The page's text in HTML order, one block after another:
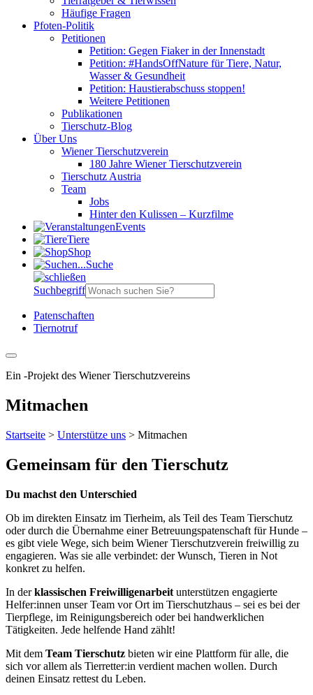
Häufige Fragen
Pfoten-Politik
Petitionen
Petition: Gegen Fiaker in der Innenstadt
Petition: #HandsOffNature für Tiere, Natur,
Wasser & Gesundheit
Petition: Haustierabschuss stoppen!
Weitere Petitionen
Publikationen
Tierschutz-Blog
Über Uns
Wiener Tierschutzverein
180 Jahre Wiener Tierschutzverein
Tierschutz Austria
Team
Jobs
Hinter den Kulissen – Kurzfilme
Events
Tiere
Shop
Suche
Suchbegriff
Patenschaften
Tiernotruf
Ein -Projekt des Wiener Tierschutzvereins
Mitmachen
Startseite > Unterstütze uns > Mitmachen
Gemeinsam für den Tierschutz
Du machst den Unterschied
Ob im direkten Einsatz im Tierheim, als Teil des Team Tierschutz
oder durch die Übernahme einer Betreuungspatenschaft für Hunde –
es gibt viele Wege, sich beim Wiener Tierschutzverein freiwillig zu
engagieren. Was sie alle verbindet: der Wunsch, Tieren in Not
konkret zu helfen.
In derklassischen Freiwilligenarbeit unterstützen engagierte
Helfer:innen unser Team vor Ort im Tierschutzhaus – sei es bei der
Tierpflege, im Reinigungsbereich oder bei handwerklichen
Tätigkeiten. Jede helfende Hand zählt!
Mit dem Team Tierschutz bieten wir eine Plattform für alle, die
sich vor allem als Tierretter:in verdient machen wollen. Durch
deinen Einsatz rettest du Leben.